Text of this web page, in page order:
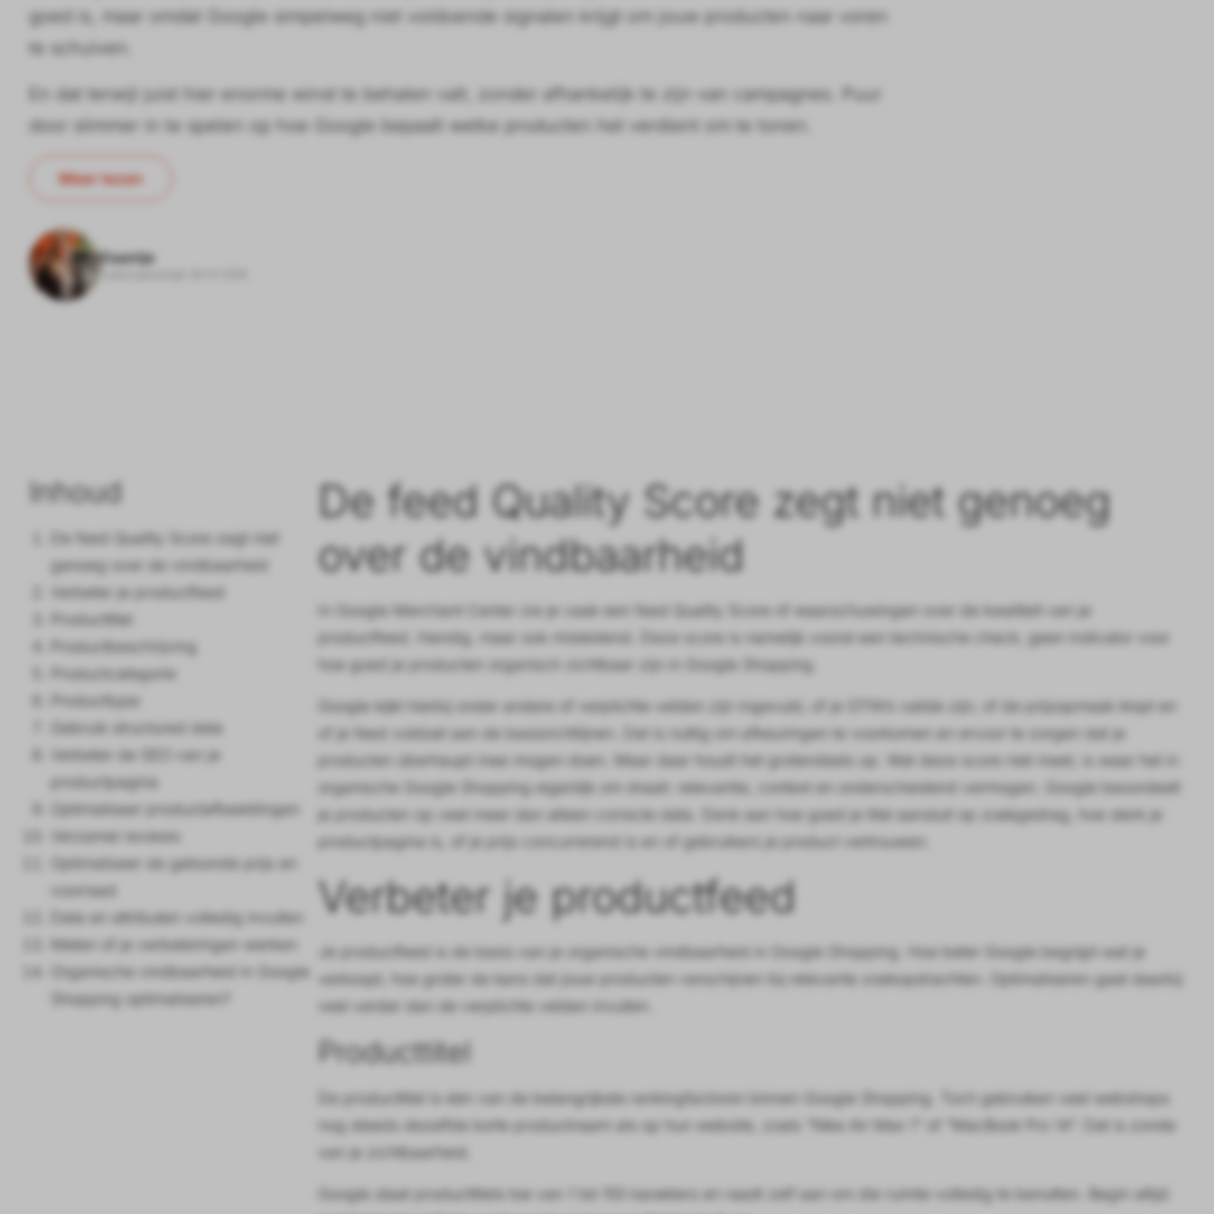
goed is, maar omdat Google simpelweg niet voldoende signalen krijgt om jouw producten naar voren
te schuiven.
En dat terwijl juist hier enorme winst te behalen valt, zonder afhankelijk te zijn van campagnes. Puur
door slimmer in te spelen op hoe Google bepaalt welke producten het verdient om te tonen.
Meer lezen
Daantje
Inhoud
De feed Quality Score zegt niet
genoeg over de vindbaarheid
Verbeter je productfeed
Producttitel
Productbeschrijving
Productcategorie
Producttype
Gebruik structured data
Verbeter de SEO van je
productpagina
Optimaliseer productafbeeldingen
Verzamel reviews
Optimaliseer de getoonde prijs en
voorraad
Data en attributen volledig invullen
Meten of je verbeteringen werken
Organische vindbaarheid in Google
Shopping optimaliseren?
De feed Quality Score zegt niet genoeg
over de vindbaarheid
In Google Merchant Center zie je vaak een feed Quality Score of waarschuwingen over de kwaliteit van je
productfeed. Handig, maar ook misleidend. Deze score is namelijk vooral een technische check, geen indicator voor
hoe goed je producten organisch zichtbaar zijn in Google Shopping.
Google kijkt hierbij onder andere of verplichte velden zijn ingevuld, of je GTIN’s valide zijn, of de prijsopmaak klopt en
of je feed voldoet aan de basisrichtlijnen. Dat is nuttig om afkeuringen te voorkomen en ervoor te zorgen dat je
producten überhaupt mee mogen doen. Maar daar houdt het grotendeels op. Wat deze score niet meet, is waar het in
organische Google Shopping eigenlijk om draait: relevantie, context en onderscheidend vermogen. Google beoordeelt
je producten op veel meer dan alleen correcte data. Denk aan hoe goed je titel aansluit op zoekgedrag, hoe sterk je
productpagina is, of je prijs concurrerend is en of gebruikers je product vertrouwen.
Verbeter je productfeed
Je productfeed is de basis van je organische vindbaarheid in Google Shopping. Hoe beter Google begrijpt wat je
verkoopt, hoe groter de kans dat jouw producten verschijnen bij relevante zoekopdrachten. Optimaliseren gaat daarbij
veel verder dan de verplichte velden invullen.
Producttitel
De producttitel is één van de belangrijkste rankingfactoren binnen Google Shopping. Toch gebruiken veel webshops
nog steeds dezelfde korte productnaam als op hun website, zoals “Nike Air Max 1” of “MacBook Pro 14”. Dat is zonde
van je zichtbaarheid.
Google staat producttitels toe van 1 tot 150 karakters en raadt zelf aan om die ruimte volledig te benutten. Begin altijd